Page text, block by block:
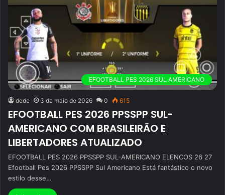
EFOOTBALL PES 2026 SUL AMERICANO
dede 3 de maio de 2026 0 615
EFOOTBALL PES 2026 PPSSPP SUL-
AMERICANO COM BRASILEIRÃO E
LIBERTADORES ATUALIZADO
EFOOTBALL PES 2026 PPSSPP SUL-AMERICANO ELENCOS 26 27
Efootball Pes 2026 PPSSPP Sul Americano Está fantástico o novo
estilo desse…